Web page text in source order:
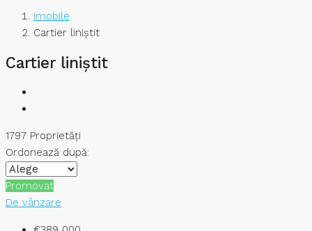
Imobile
Cartier liniștit
Cartier liniștit
1797 Proprietăţi
Ordonează după:
Promovat
De vânzare